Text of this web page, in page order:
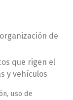
de
que rigen el
y vehículos
uso de